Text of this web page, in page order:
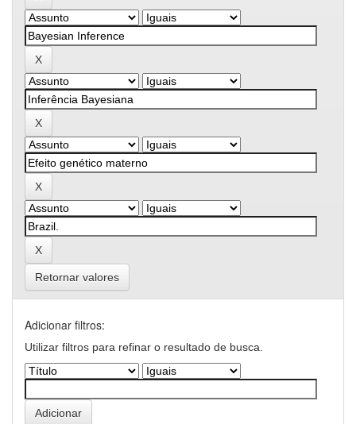
Retornar valores
Adicionar filtros:
Utilizar filtros para refinar o resultado de busca.